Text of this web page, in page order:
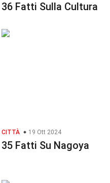
36 Fatti Sulla Cultura
CITTÀ 19 Ott 2024
35 Fatti Su Nagoya